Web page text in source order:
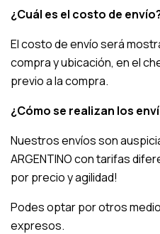
¿Cuál es el costo de
El costo de envío será
compra y ubicación, en el
previo a la compra.
¿Cómo se realizan los
Nuestros envíos son
ARGENTINO con tarifas
por precio y agilidad!
Podes optar por otros
expresos.